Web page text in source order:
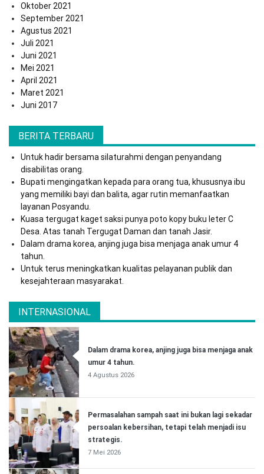
Oktober 2021
September 2021
Agustus 2021
Juli 2021
Juni 2021
Mei 2021
April 2021
Maret 2021
Juni 2017
BERITA TERBARU
Untuk hadir bersama silaturahmi dengan penyandang
disabilitas orang.
Bupati mengingatkan kepada para orang tua, khususnya ibu
yang memiliki bayi dan balita, agar rutin memanfaatkan
layanan Posyandu.
Kuasa tergugat kaget saksi punya poto kopy buku leter C
Desa. Atas tanah Tergugat Daman dan tanah Jasir.
Dalam drama korea, anjing juga bisa menjaga anak umur 4
tahun.
Untuk terus meningkatkan kualitas pelayanan publik dan
kesejahteraan masyarakat.
INTERNASIONAL
Dalam drama korea, anjing juga bisa menjaga anak
umur 4 tahun.
4 Agustus 2026
Permasalahan sampah saat ini bukan lagi sekadar
persoalan kebersihan, tetapi telah menjadi isu
strategis.
7 Mei 2026